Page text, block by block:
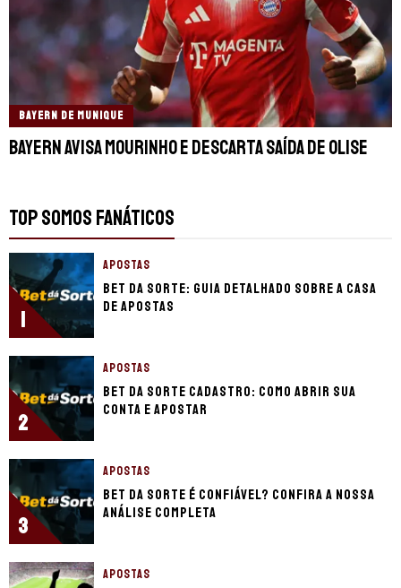
BAYERN DE MUNIQUE
Bayern avisa Mourinho e descarta saída de Olise
TOP SOMOS FANÁTICOS
1
APOSTAS
Bet da Sorte: guia detalhado sobre a casa
de apostas
2
APOSTAS
Bet da Sorte cadastro: como abrir sua
conta e apostar
3
APOSTAS
Bet da Sorte é confiável? Confira a nossa
análise completa
APOSTAS